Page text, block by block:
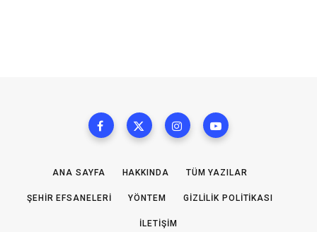
ANA SAYFA HAKKINDA TÜM YAZILAR
ŞEHIR EFSANELERI YÖNTEM GIZLILIK POLITIKASI
İLETIŞIM